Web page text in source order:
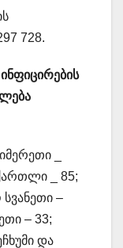
728.
ინფიცირების
_
_ 85;
–
– 33;
და